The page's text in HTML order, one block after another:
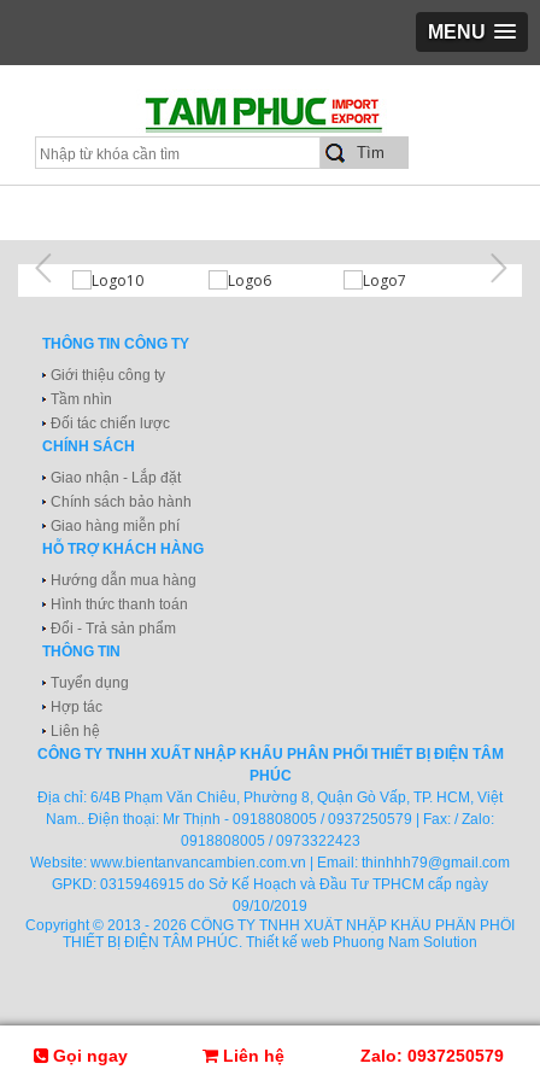
MENU
THÔNG TIN CÔNG TY
Giới thiệu công ty
Tầm nhìn
Đối tác chiến lược
CHÍNH SÁCH
Giao nhận - Lắp đặt
Chính sách bảo hành
Giao hàng miễn phí
HỖ TRỢ KHÁCH HÀNG
Hướng dẫn mua hàng
Hình thức thanh toán
Đổi - Trả sản phẩm
THÔNG TIN
Tuyển dụng
Hợp tác
Liên hệ
CÔNG TY TNHH XUẤT NHẬP KHẨU PHÂN PHỐI THIẾT BỊ ĐIỆN TÂM
PHÚC
Địa chỉ: 6/4B Phạm Văn Chiêu, Phường 8, Quận Gò Vấp, TP. HCM, Việt
Nam.. Điện thoại: Mr Thịnh - 0918808005 / 0937250579 | Fax: / Zalo:
0918808005 / 0973322423
Website: www.bientanvancambien.com.vn | Email: thinhhh79@gmail.com
GPKD: 0315946915 do Sở Kế Hoạch và Đầu Tư TPHCM cấp ngày
09/10/2019
Copyright © 2013 - 2026 CÔNG TY TNHH XUẤT NHẬP KHẨU PHÂN PHỐI
THIẾT BỊ ĐIỆN TÂM PHÚC. Thiết kế web Phuong Nam Solution
Gọi ngay Zalo: 0937250579
Liên hệ